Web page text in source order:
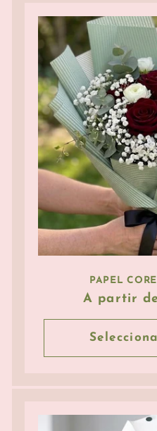
PAPEL
Precio
habitual
A partir